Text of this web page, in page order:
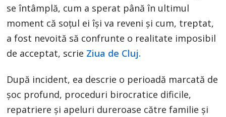
se întâmplă, cum a sperat până în ultimul
moment că soțul ei își va reveni și cum, treptat,
a fost nevoită să confrunte o realitate imposibil
de acceptat, scrie Ziua de Cluj.
După incident, ea descrie o perioadă marcată de
șoc profund, proceduri birocratice dificile,
repatriere și apeluri dureroase către familie și